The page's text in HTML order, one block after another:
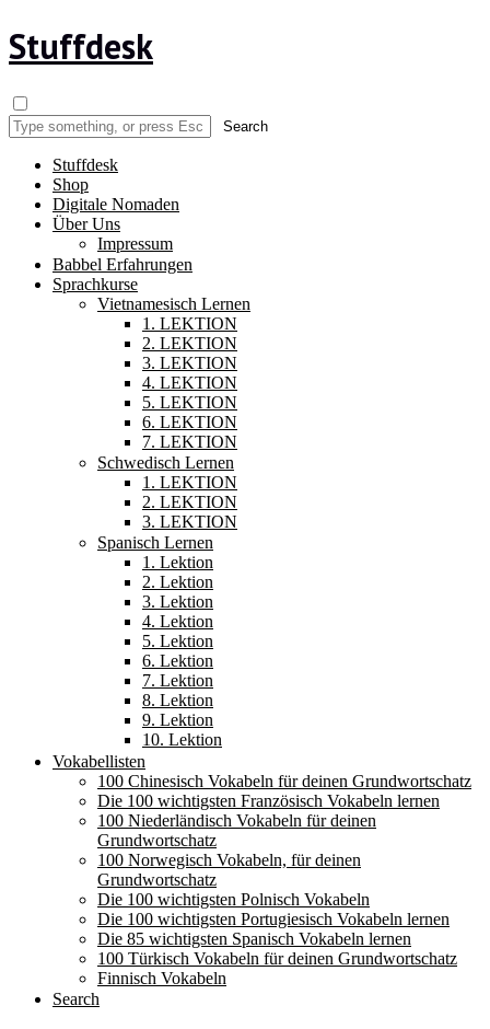
Stuffdesk
Stuffdesk
Shop
Digitale Nomaden
Über Uns
Impressum
Babbel Erfahrungen
Sprachkurse
Vietnamesisch Lernen
1. LEKTION
2. LEKTION
3. LEKTION
4. LEKTION
5. LEKTION
6. LEKTION
7. LEKTION
Schwedisch Lernen
1. LEKTION
2. LEKTION
3. LEKTION
Spanisch Lernen
1. Lektion
2. Lektion
3. Lektion
4. Lektion
5. Lektion
6. Lektion
7. Lektion
8. Lektion
9. Lektion
10. Lektion
Vokabellisten
100 Chinesisch Vokabeln für deinen Grundwortschatz
Die 100 wichtigsten Französisch Vokabeln lernen
100 Niederländisch Vokabeln für deinen
Grundwortschatz
100 Norwegisch Vokabeln, für deinen
Grundwortschatz
Die 100 wichtigsten Polnisch Vokabeln
Die 100 wichtigsten Portugiesisch Vokabeln lernen
Die 85 wichtigsten Spanisch Vokabeln lernen
100 Türkisch Vokabeln für deinen Grundwortschatz
Finnisch Vokabeln
Search